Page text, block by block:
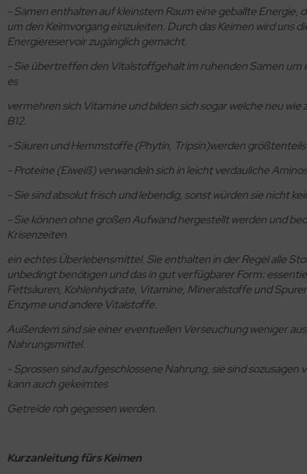
- Samen enthalten auf kleinstem Raum eine geballte Energie,
um den Keimvorgang einzuleiten. Durch das Keimen wird uns
Energiereservoir zugänglich gemacht.
- Sie übertreffen den Vitalstoffgehalt im ruhenden Samen um
es
vermehren sich Vitamine und bilden sich sogar welche neu wie
B12.
- Säuren und Hemmstoffe (Phytin, Tripsin)werden
- Proteine (Eiweiß) verwandeln sich in leicht verdauliche
- Sie sind absolut frisch und lebendig, sonst würden sie nicht
- Sie können ohne großen Aufwand hergestellt werden und
Krisenzeiten
ein echtes Überlebensmittel. Sie enthalten in der Regel alle
unbedingt benötigen und das in gut verfügbarer Form:
Fettsäuren, Kohlenhydrate, Vitamine, Mineralstoffe und
Enzyme und andere Vitalstoffe.
Außerdem sind sie einer eventuellen Verseuchung weniger
Nahrungsmittel.
- Sprossen sind aufgeschlossene Nahrung, sie sind sozusagen
kann auch gekeimtes
Getreide roh gegessen werden.
Kurzanleitung fürs Keimen